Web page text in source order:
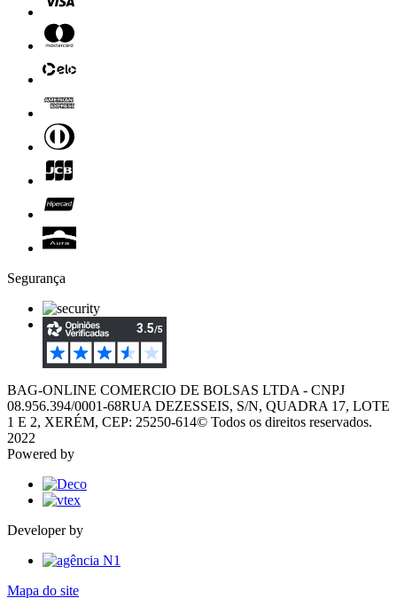
Segurança
BAG-ONLINE COMERCIO DE BOLSAS LTDA - CNPJ
08.956.394/0001-68RUA DEZESSEIS, S/N, QUADRA 17, LOTE
1 E 2, XERÉM, CEP: 25250-614© Todos os direitos reservados.
2022
Powered by
Developer by
Mapa do site